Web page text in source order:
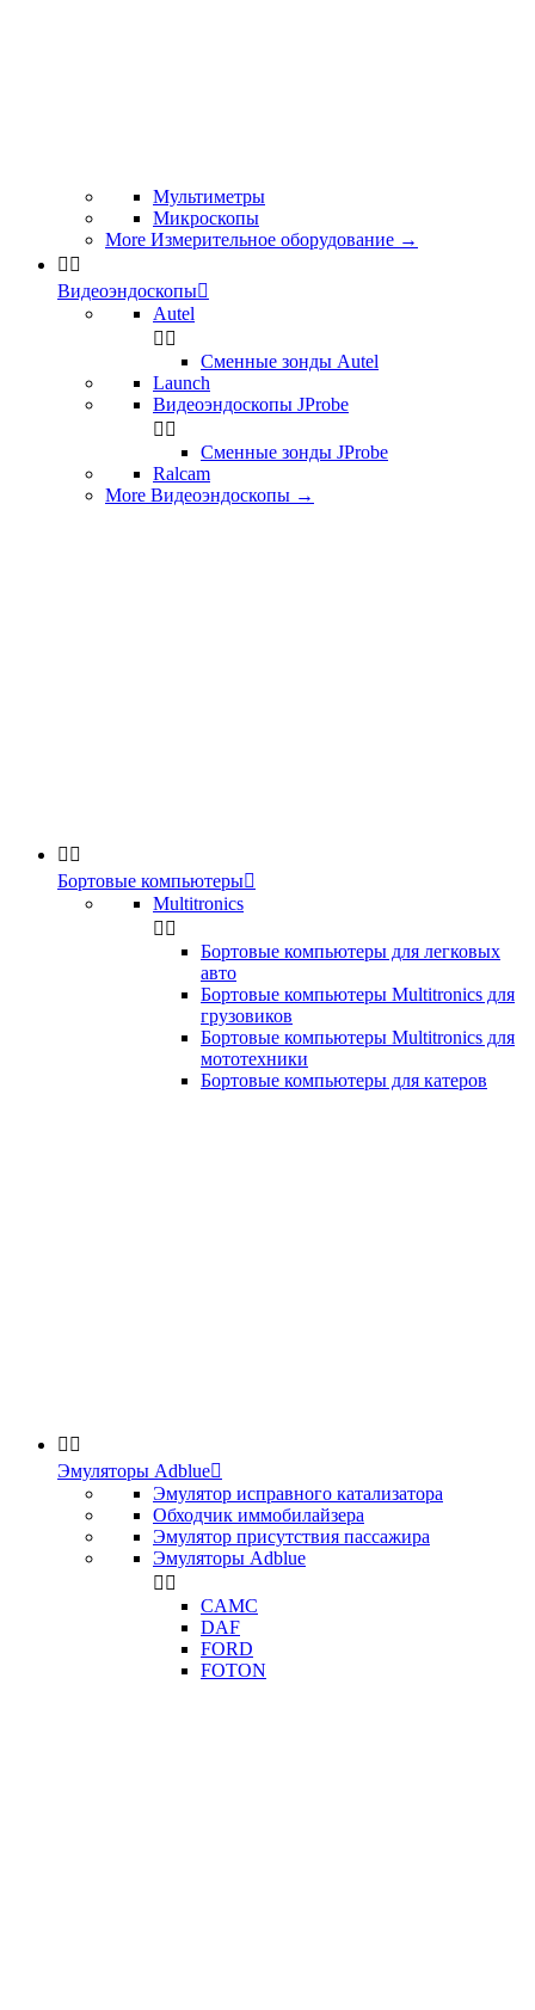
Мультиметры
Микроскопы
More Измерительное оборудование →
 
Видеоэндоскопы
Autel
 
Сменные зонды Autel
Launch
Видеоэндоскопы JProbe
 
Сменные зонды JProbe
Ralcam
More Видеоэндоскопы →
 
Бортовые компьютеры
Multitronics
 
Бортовые компьютеры для легковых
авто
Бортовые компьютеры Multitronics для
грузовиков
Бортовые компьютеры Multitronics для
мототехники
Бортовые компьютеры для катеров
 
Эмуляторы Adblue
Эмулятор исправного катализатора
Обходчик иммобилайзера
Эмулятор присутствия пассажира
Эмуляторы Adblue
 
CAMC
DAF
FORD
FOTON